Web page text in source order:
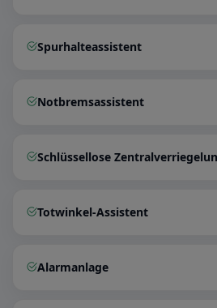
Spurhalteassistent
Notbremsassistent
Schlüssellose
Totwinkel-Assistent
Alarmanlage